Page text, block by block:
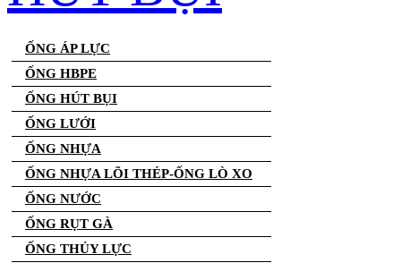
ỐNG ÁP LỰC
ỐNG HBPE
ỐNG HÚT BỤI
ỐNG LƯỚI
ỐNG NHỰA
ỐNG NHỰA LÕI THÉP-ỐNG LÒ XO
ỐNG NƯỚC
ỐNG RỤT GÀ
ỐNG THỦY LỰC